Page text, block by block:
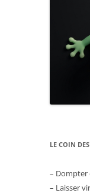
LE COIN
– Dompter
– Laisser